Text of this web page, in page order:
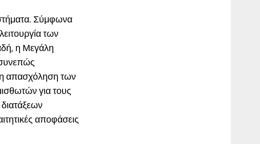
Σύμφωνα
των
η Μεγάλη
η απασχόληση των
για τους
αποφάσεις